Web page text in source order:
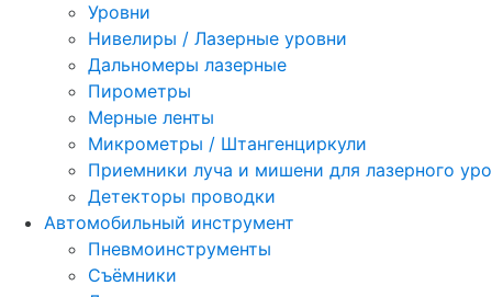
Уровни
Нивелиры / Лазерные уровни
Дальномеры лазерные
Пирометры
Мерные ленты
Микрометры / Штангенциркули
Приемники луча и мишени для лазерного
Детекторы проводки
Автомобильный инструмент
Пневмоинструменты
Съёмники